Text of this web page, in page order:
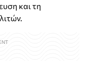
και τη